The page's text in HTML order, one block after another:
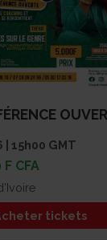
| 15h00 GMT
CFA
tickets